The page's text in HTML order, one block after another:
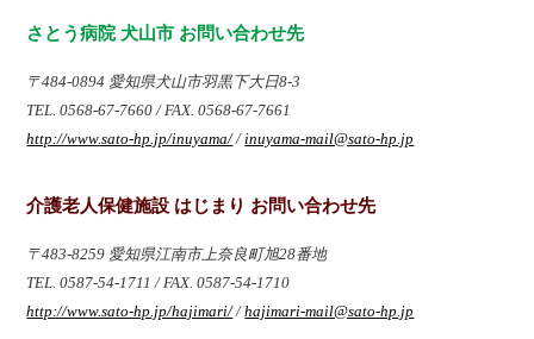
さとう病院 犬山市 お問い合わせ先
〒484-0894 愛知県犬山市羽黒下大日8-3
TEL. 0568-67-7660 / FAX. 0568-67-7661
http://www.sato-hp.jp/inuyama//inuyama-mail@sato-hp.jp
介護老人保健施設 はじまり お問い合わせ先
〒483-8259 愛知県江南市上奈良町旭28番地
TEL. 0587-54-1711 / FAX. 0587-54-1710
http://www.sato-hp.jp/hajimari//hajimari-mail@sato-hp.jp